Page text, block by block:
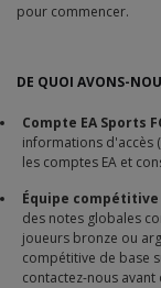
pour commencer.
DE QUOI AVONS-
Compte EA Sports
informations d'accès
les comptes EA et
Équipe compétitive
des notes globales
joueurs bronze ou
compétitive de base
contactez-nous